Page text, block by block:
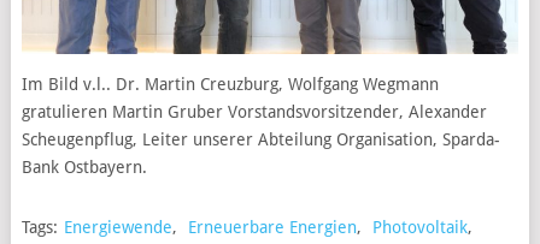
Im Bild v.l.. Dr. Martin Creuzburg, Wolfgang Wegmann
gratulieren Martin Gruber Vorstandsvorsitzender, Alexander
Scheugenpflug, Leiter unserer Abteilung Organisation, Sparda-
Bank Ostbayern.
Tags: Energiewende, Erneuerbare Energien, Photovoltaik,